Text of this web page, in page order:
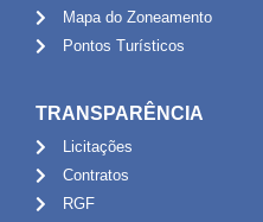
Mapa do Zoneamento
Pontos Turísticos
TRANSPARÊNCIA
Licitações
Contratos
RGF